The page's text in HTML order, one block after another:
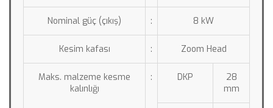
Nominal güç (çıkış) : 8 kW
Kesim kafası : Zoom Head
Maks. malzeme kesme
kalınlığı
: DKP
28
mm